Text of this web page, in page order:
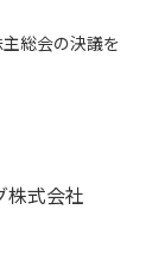
総会の決議を
株式会社